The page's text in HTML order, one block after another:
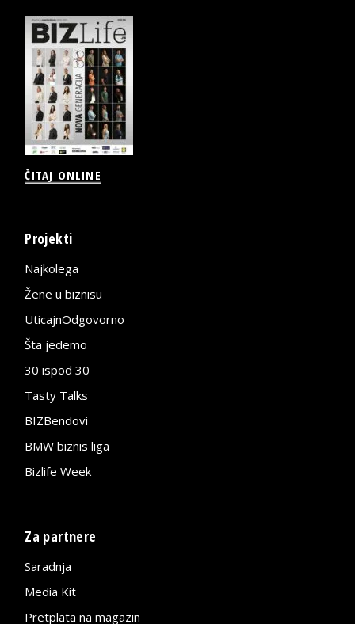
ČITAJ ONLINE
Projekti
Najkolega
Žene u biznisu
UticajnOdgovorno
Šta jedemo
30 ispod 30
Tasty Talks
BIZBendovi
BMW biznis liga
Bizlife Week
Za partnere
Saradnja
Media Kit
Pretplata na magazin